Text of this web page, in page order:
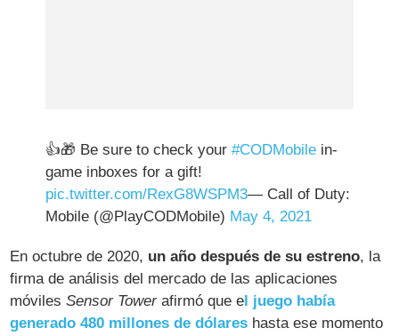
👍🎁 Be sure to check your#CODMobile in-
game inboxes for a gift!
pic.twitter.com/RexG8WSPM3— Call of Duty:
Mobile (@PlayCODMobile) May 4, 2021
En octubre de 2020, un año después de su estreno, la
firma de análisis del mercado de las aplicaciones
móvilesSensor Towerafirmó que e l juego había
generado 480 millones de dólares hasta ese momento